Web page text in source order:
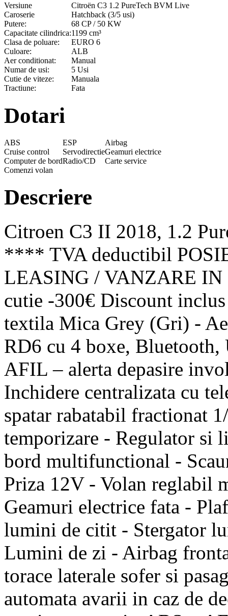
Versiune
Citroën C3 1.2 PureTech BVM Live
Caroserie
Hatchback (3/5 usi)
Putere:
68 CP / 50 KW
Capacitate cilindrica:1199 cm³
Clasa de poluare:
EURO 6
Culoare:
ALB
Aer conditionat:
Manual
Numar de usi:
5 Usi
Cutie de viteze:
Manuala
Tractiune:
Fata
Dotari
ABS ESP
Airbag
Cruise control
ServodirectieGeamuri electrice
Computer de bordRadio/CD
Carte service
Comenzi volan
Descriere
Citroen C3 II 2018, 1.2
**** TVA deductibil
LEASING / VANZARE IN
cutie -300€ Discount
textila Mica Grey (Gri) -
RD6 cu 4 boxe, Bluetooth,
AFIL – alerta depasire
Inchidere centralizata cu
spatar rabatabil fractionat
temporizare - Regulator si
bord multifunctional -
Priza 12V - Volan reglabil
Geamuri electrice fata -
lumini de citit - Stergator
Lumini de zi - Airbag
torace laterale sofer si
automata avarii in caz de